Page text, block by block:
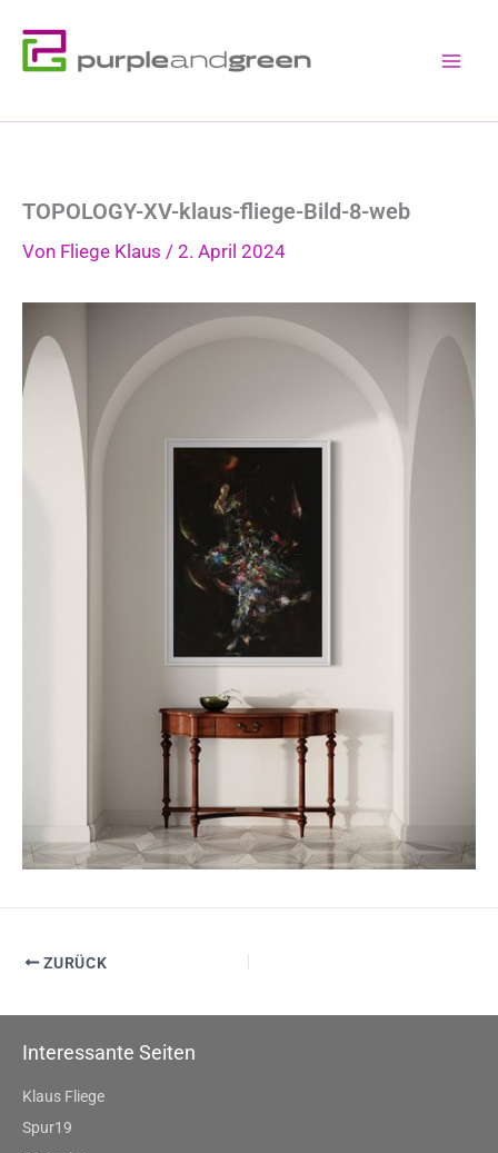
Inhalt
springen
TOPOLOGY-XV-klaus-fliege-Bild-8-web
Von Fliege Klaus / 2. April 2024
ZURÜCK
Interessante Seiten
Klaus Fliege
Spur19